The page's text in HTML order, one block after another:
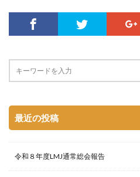
最近の投稿
令和８年度LMJ通常総会報告